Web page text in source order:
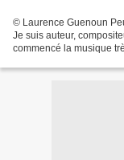
© Laurence Guenoun Peux-tu te présenter « scolairement » à nos lecteurs ?
Je suis auteur,
commencé la musique